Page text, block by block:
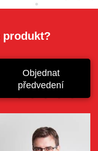
produkt?
Objednat
předvedení